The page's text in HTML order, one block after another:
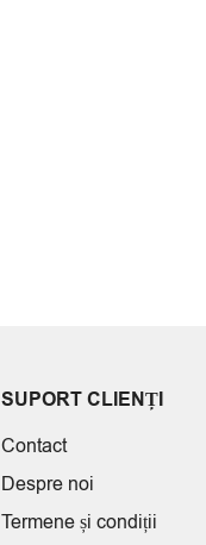
SUPORT CLIENȚI
Contact
Despre noi
Termene și condiții